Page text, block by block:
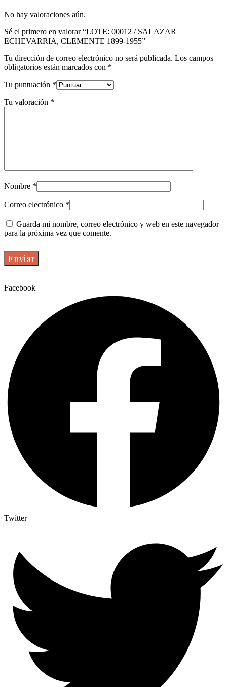
No hay valoraciones aún.
Sé el primero en valorar “LOTE: 00012 / SALAZAR
ECHEVARRIA, CLEMENTE 1899-1955”
Tu dirección de correo electrónico no será publicada. Los campos
obligatorios están marcados con *
Tu puntuación *
Tu valoración *
Nombre *
Correo electrónico *
Guarda mi nombre, correo electrónico y web en este navegador
para la próxima vez que comente.
Facebook
Twitter